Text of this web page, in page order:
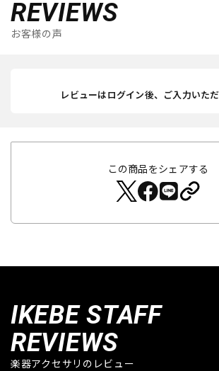
REVIEWS
お客様の声
レビューはログイン後、ご入力いただ
この商品をシェアする
IKEBE STAFF
REVIEWS
楽器アクセサリのレビュー